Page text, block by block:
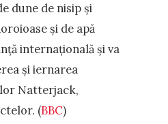
dune de nisip și
și de apă
internațională și va
și iernarea
Natterjack,
(BBC)